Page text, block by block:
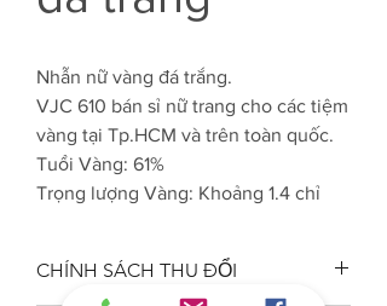
Nhẫn nữ vàng đá trắng.
VJC 610 bán sỉ nữ trang cho các tiệm
vàng tại Tp.HCM và trên toàn quốc.
Tuổi Vàng: 61%
Trọng lượng Vàng: Khoảng 1.4 chỉ
CHÍNH SÁCH THU ĐỔI